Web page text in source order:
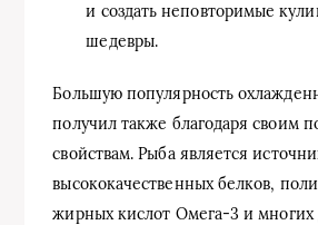
и создать неповторимые
шедевры.
Большую популярность
получил также благодаря своим
свойствам. Рыба является
высококачественных белков,
жирных кислот Омега-3 и многих